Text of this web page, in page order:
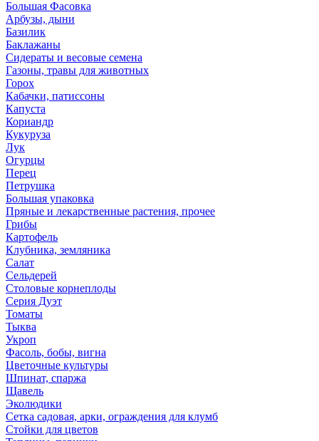
Большая Фасовка
Арбузы, дыни
Базилик
Баклажаны
Сидераты и весовые семена
Газоны, травы для животных
Горох
Кабачки, патиссоны
Капуста
Кориандр
Кукуруза
Лук
Огурцы
Перец
Петрушка
Большая упаковка
Пряные и лекарственные растения, прочее
Грибы
Картофель
Клубника, земляника
Салат
Сельдерей
Столовые корнеплоды
Серия Дуэт
Томаты
Тыква
Укроп
Фасоль, бобы, вигна
Цветочные культуры
Шпинат, спаржа
Щавель
Эколюдики
Сетка садовая, арки, ограждения для клумб
Стойки для цветов